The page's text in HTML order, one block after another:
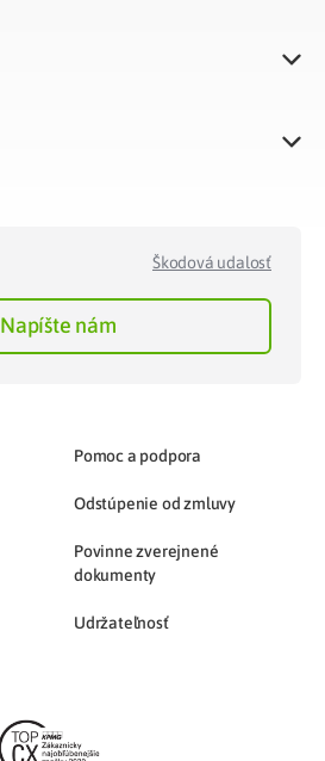
Škodová udalosť
Napíšte nám
Pomoc a podpora
Odstúpenie od zmluvy
Povinne zverejnené
dokumenty
Udržateľnosť